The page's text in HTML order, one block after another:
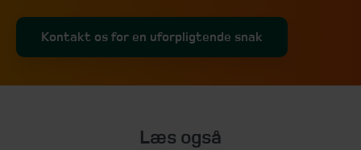
Kontakt os for en uforpligtende snak
Læs også